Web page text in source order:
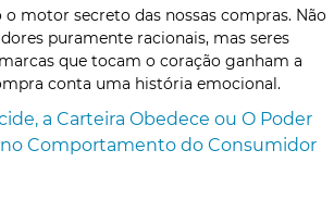
o motor secreto das nossas compras. Não
puramente racionais, mas seres
que tocam o coração ganham a
conta uma história emocional.
a Carteira Obedece ou O Poder
Comportamento do Consumidor